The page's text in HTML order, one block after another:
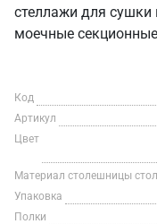
стеллажи для
моечные
Код
Артикул
Цвет
Материал столешницы
Упаковка
Полки